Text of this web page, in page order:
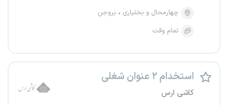
چهارمحال و بختیاری
بروجن
تمام وقت
استخدام ۲ عنوان شغلی
کاشی ارس